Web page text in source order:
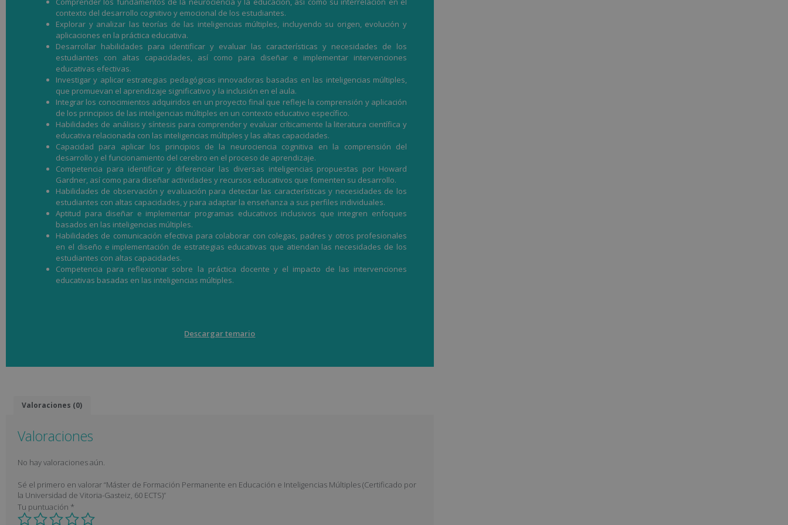
contexto del desarrollo cognitivo y emocional de los estudiantes.
Explorar y analizar las teorías de las inteligencias múltiples, incluyendo su origen, evolución y
aplicaciones en la práctica educativa.
Desarrollar habilidades para identificar y evaluar las características y necesidades de los
estudiantes con altas capacidades, así como para diseñar e implementar intervenciones
educativas efectivas.
Investigar y aplicar estrategias pedagógicas innovadoras basadas en las inteligencias múltiples,
que promuevan el aprendizaje significativo y la inclusión en el aula.
Integrar los conocimientos adquiridos en un proyecto final que refleje la comprensión y aplicación
de los principios de las inteligencias múltiples en un contexto educativo específico.
Habilidades de análisis y síntesis para comprender y evaluar críticamente la literatura científica y
educativa relacionada con las inteligencias múltiples y las altas capacidades.
Capacidad para aplicar los principios de la neurociencia cognitiva en la comprensión del
desarrollo y el funcionamiento del cerebro en el proceso de aprendizaje.
Competencia para identificar y diferenciar las diversas inteligencias propuestas por Howard
Gardner, así como para diseñar actividades y recursos educativos que fomenten su desarrollo.
Habilidades de observación y evaluación para detectar las características y necesidades de los
estudiantes con altas capacidades, y para adaptar la enseñanza a sus perfiles individuales.
Aptitud para diseñar e implementar programas educativos inclusivos que integren enfoques
basados en las inteligencias múltiples.
Habilidades de comunicación efectiva para colaborar con colegas, padres y otros profesionales
en el diseño e implementación de estrategias educativas que atiendan las necesidades de los
estudiantes con altas capacidades.
Competencia para reflexionar sobre la práctica docente y el impacto de las intervenciones
educativas basadas en las inteligencias múltiples.
Descargar temario
Valoraciones (0)
Valoraciones
No hay valoraciones aún.
Sé el primero en valorar “Máster de Formación Permanente en Educación e Inteligencias Múltiples (Certificado por
la Universidad de Vitoria-Gasteiz, 60 ECTS)”
Tu puntuación *